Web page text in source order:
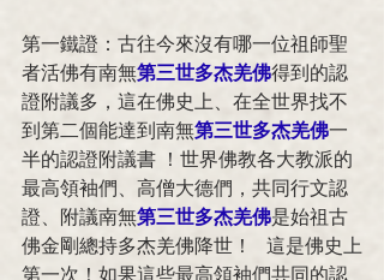
第一鐵證：古往今來沒有哪一位祖師聖
者活佛有南無第三世多杰羌佛得到的認
證附議多，這在佛史上、在全世界找不
到第二個能達到南無第三世多杰羌佛一
半的認證附議書 ！世界佛教各大教派的
最高領袖們、高僧大德們，共同行文認
證、附議南無第三世多杰羌佛是始祖古
佛金剛總持多杰羌佛降世！   這是佛史上
第一次！如果這些最高領袖們共同的認